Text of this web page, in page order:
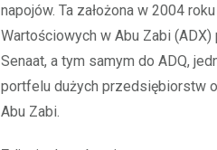
napojów. Ta założona w 2004
Wartościowych w Abu Zabi (ADX)
Senaat, a tym samym do ADQ,
portfelu dużych przedsiębiorstw
Abu Zabi.